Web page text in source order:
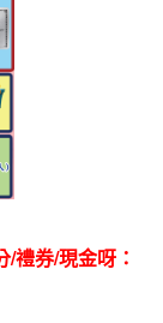
禮券/現金呀：